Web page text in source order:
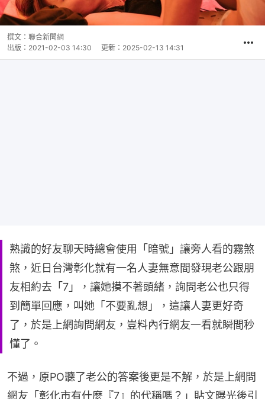
撰文： 聯合新聞網
出版： 2021-02-03 14:30 更新： 2025-02-13 14:31
熟識的好友聊天時總會使用「暗號」讓旁人看的霧煞
煞，近日台灣彰化就有一名人妻無意間發現老公跟朋
友相約去「7」，讓她摸不著頭緒，詢問老公也只得
到簡單回應，叫她「不要亂想」，這讓人妻更好奇
了，於是上網詢問網友，豈料內行網友一看就瞬間秒
懂了。
不過，原PO聽了老公的答案後更是不解，於是上網問
網友「彰化市有什麼『7』的代稱嗎？」貼文曝光後引